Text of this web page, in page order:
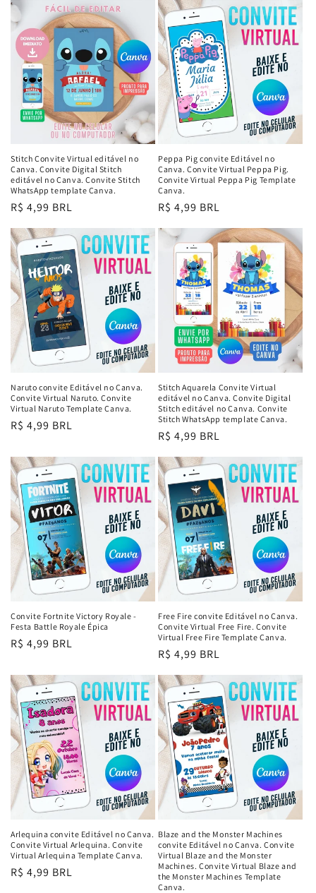
Stitch Convite Virtual editável no
Canva. Convite Digital Stitch
editável no Canva. Convite Stitch
WhatsApp template Canva.
Preço
R$ 4,99 BRL
Peppa Pig convite Editável no
Canva. Convite Virtual Peppa Pig.
Convite Virtual Peppa Pig Template
Canva.
Preço
R$ 4,99 BRL
Naruto convite Editável no Canva.
Convite Virtual Naruto. Convite
Virtual Naruto Template Canva.
Preço
R$ 4,99 BRL
Stitch Aquarela Convite Virtual
editável no Canva. Convite Digital
Stitch editável no Canva. Convite
Stitch WhatsApp template Canva.
Preço
R$ 4,99 BRL
Convite Fortnite Victory Royale -
Festa Battle Royale Épica
Preço
R$ 4,99 BRL
Free Fire convite Editável no Canva.
Convite Virtual Free Fire. Convite
Virtual Free Fire Template Canva.
Preço
R$ 4,99 BRL
Arlequina convite Editável no Canva.
Convite Virtual Arlequina. Convite
Virtual Arlequina Template Canva.
Preço
R$ 4,99 BRL
Blaze and the Monster Machines
convite Editável no Canva. Convite
Virtual Blaze and the Monster
Machines. Convite Virtual Blaze and
the Monster Machines Template
Canva.